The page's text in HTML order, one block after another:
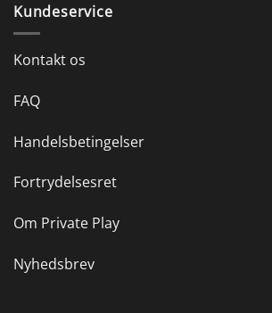
Kundeservice
Kontakt os
FAQ
Handelsbetingelser
Fortrydelsesret
Om Private Play
Nyhedsbrev